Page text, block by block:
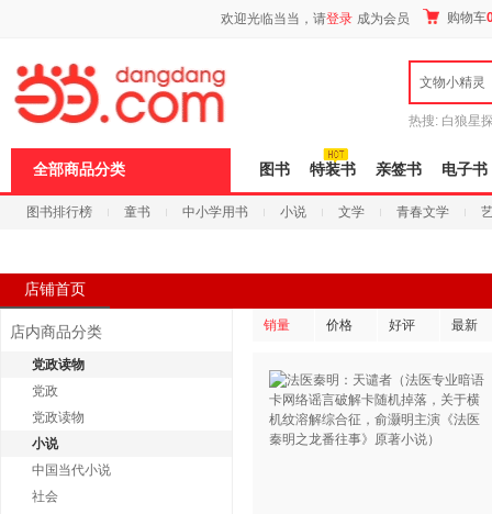
欢迎光临当当，请登录 成为会员 购物车
文物小精灵
热搜: 白狼星
全部商品分类 图书 特装书 亲签书 电子书
图书排行榜 童书 中小学用书 小说 文学 青春文学
店铺首页
店内商品分类
党政读物
党政
党政读物
小说
中国当代小说
社会
销量 价格 好评 最新
页
浪
键
打